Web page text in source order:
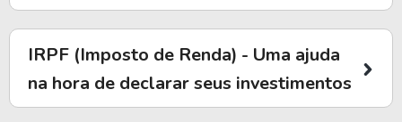
IRPF (Imposto de Renda) - Uma ajuda
na hora de declarar seus investimentos